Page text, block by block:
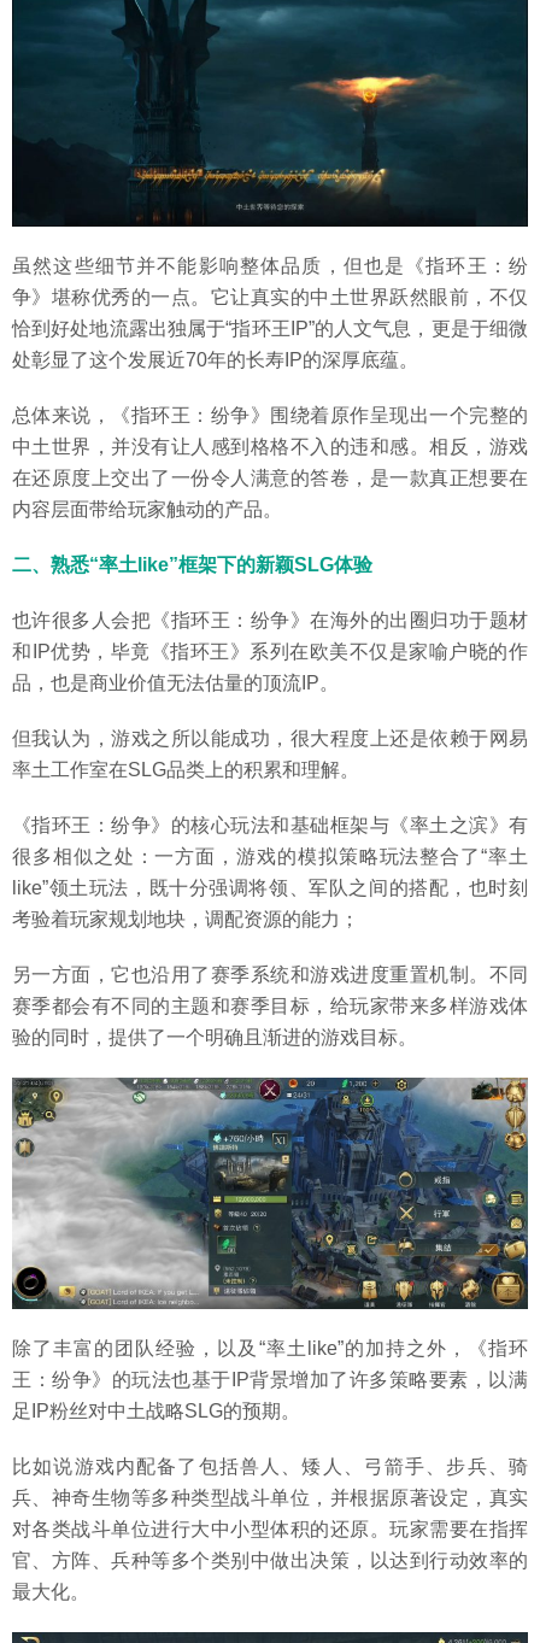
虽然这些细节并不能影响整体品质，但也是《指环王：纷
争》堪称优秀的一点。它让真实的中土世界跃然眼前，不仅
恰到好处地流露出独属于“指环王IP”的人文气息，更是于细微
处彰显了这个发展近70年的长寿IP的深厚底蕴。
总体来说，《指环王：纷争》围绕着原作呈现出一个完整的
中土世界，并没有让人感到格格不入的违和感。相反，游戏
在还原度上交出了一份令人满意的答卷，是一款真正想要在
内容层面带给玩家触动的产品。
二、熟悉“率土like”框架下的新颖SLG体验
也许很多人会把《指环王：纷争》在海外的出圈归功于题材
和IP优势，毕竟《指环王》系列在欧美不仅是家喻户晓的作
品，也是商业价值无法估量的顶流IP。
但我认为，游戏之所以能成功，很大程度上还是依赖于网易
率土工作室在SLG品类上的积累和理解。
《指环王：纷争》的核心玩法和基础框架与《率土之滨》有
很多相似之处：一方面，游戏的模拟策略玩法整合了“率土
like”领土玩法，既十分强调将领、军队之间的搭配，也时刻
考验着玩家规划地块，调配资源的能力；
另一方面，它也沿用了赛季系统和游戏进度重置机制。不同
赛季都会有不同的主题和赛季目标，给玩家带来多样游戏体
验的同时，提供了一个明确且渐进的游戏目标。
除了丰富的团队经验，以及“率土like”的加持之外，《指环
王：纷争》的玩法也基于IP背景增加了许多策略要素，以满
足IP粉丝对中土战略SLG的预期。
比如说游戏内配备了包括兽人、矮人、弓箭手、步兵、骑
兵、神奇生物等多种类型战斗单位，并根据原著设定，真实
对各类战斗单位进行大中小型体积的还原。玩家需要在指挥
官、方阵、兵种等多个类别中做出决策，以达到行动效率的
最大化。